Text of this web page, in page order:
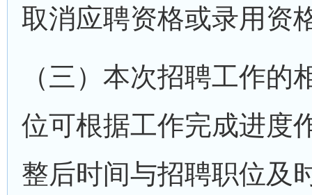
取消应聘资格或录用资
（三）本次招聘工作
位可根据工作完成进度
整后时间与招聘职位及